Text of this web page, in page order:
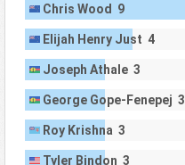
Chris Wood 9
Elijah Henry Just 4
Joseph Athale 3
George Gope-Fenepej 3
Roy Krishna 3
Tyler Bindon 3